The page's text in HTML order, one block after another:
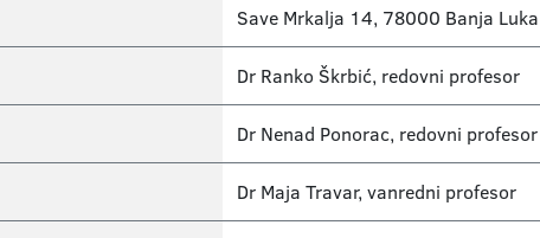
Save Mrkalja 14, 78000 Banja Luka
Dr Ranko Škrbić, redovni profesor
Dr Nenad Ponorac, redovni profesor
Dr Maja Travar, vanredni profesor